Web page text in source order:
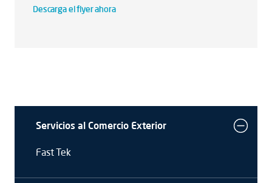
Descarga el flyer ahora
Servicios al Comercio Exterior
Fast Tek